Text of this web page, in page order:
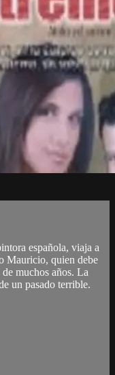
española, viaja a
Mauricio, quien debe
muchos años. La
un pasado terrible.